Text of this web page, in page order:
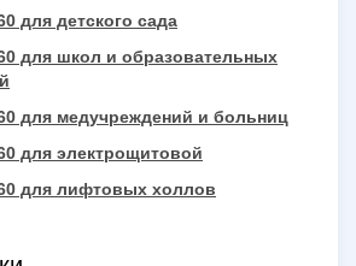
для детского сада
для школ и образовательных
для медучреждений и больниц
для электрощитовой
для лифтовых холлов